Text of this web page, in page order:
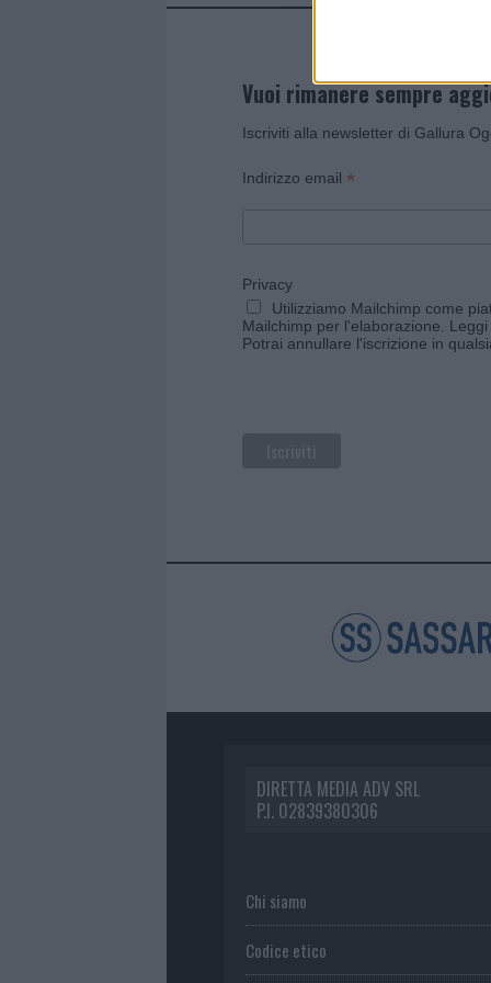
Vuoi rimanere sempre
Iscriviti alla newsletter di Gallura
Indirizzo email *
Privacy
Utilizziamo Mailchimp come
Mailchimp per l'elaborazione.
Potrai annullare l'iscrizione in
DIRETTA MEDIA ADV SRL
P.I. 02839380306
Chi siamo
Codice etico